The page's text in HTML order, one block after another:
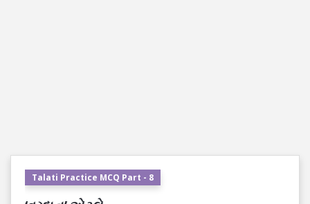
Talati Practice MCQ Part - 8